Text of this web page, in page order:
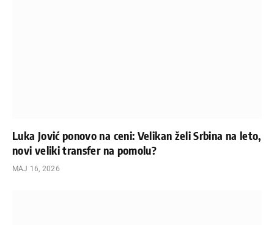
Luka Jović ponovo na ceni: Velikan želi Srbina na leto,
novi veliki transfer na pomolu?
МАЈ 16, 2026